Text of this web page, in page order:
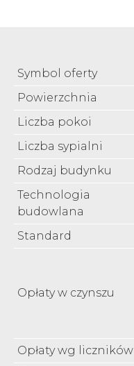
Symbol oferty
Powierzchnia
Liczba pokoi
Liczba sypialni
Rodzaj budynku
Technologia
budowlana
Standard
Opłaty w czynszu
Opłaty wg liczników